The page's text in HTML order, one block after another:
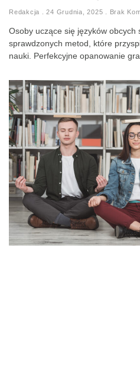
Redakcja 24 Grudnia, 2025 Brak
Osoby uczące się języków obcych
sprawdzonych metod, które
nauki. Perfekcyjne opanowanie